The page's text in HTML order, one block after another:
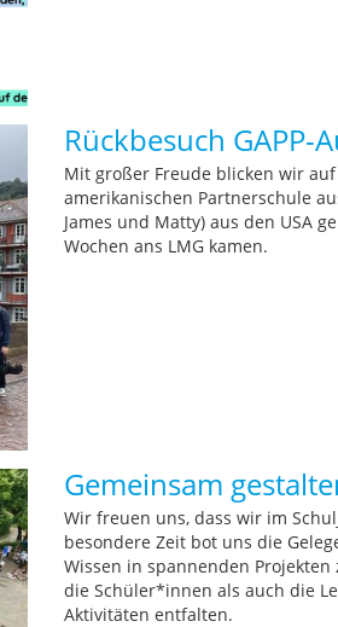
Rückbesuch GAPP-
Mit großer Freude blicken wir
amerikanischen Partnerschule
James und Matty) aus den USA
Wochen ans LMG kamen.
Gemeinsam
Wir freuen uns, dass wir im
besondere Zeit bot uns die
Wissen in spannenden
die Schüler*innen als auch die
Aktivitäten entfalten.